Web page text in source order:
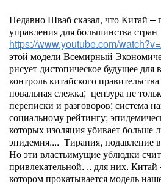
Недавно Шваб сказал, что Китай –
управления для большинства стран
https://www.youtube.com/
этой модели Всемирный
рисует дистопическое будущее для
контроль китайского
повальная слежка; цензура не
переписки и разговоров; система
социальному рейтингу;
которых изоляция убивает больше
эпидемия.... Тирания, подавление
Но эти властьимущие ублюдки
привлекательной. .. для них.
котором прокатывается модель